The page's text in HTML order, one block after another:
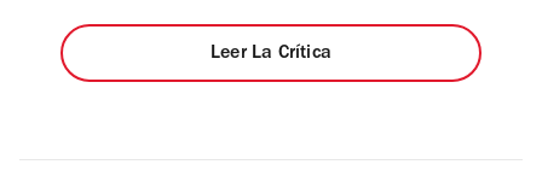
Leer La Crítica